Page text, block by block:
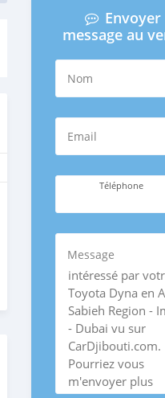
Envoyer
message au
Nom
Email
Téléphone
Message